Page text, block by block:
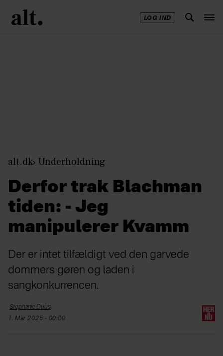
LOG IND
alt.dk Underholdning
Derfor trak Blachman
tiden: - Jeg
manipulerer Kvamm
Der er intet tilfældigt ved den garvede
dommers gøren og laden i
sangkonkurrencen.
Stephanie Duus
1. Mar 2025 - 00:00